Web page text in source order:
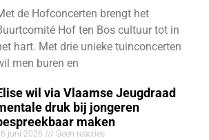
de Hofconcerten brengt het
Hof ten Bos cultuur tot in
hart. Met drie unieke tuinconcerten
men buren en
wil via Vlaamse Jeugdraad
druk bij jongeren
maken
juni 2026 Geen reacties